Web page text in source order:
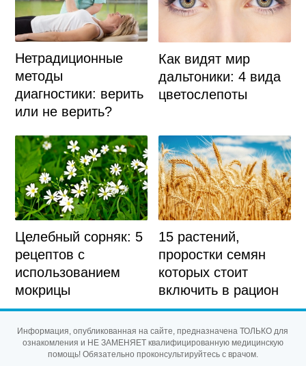
Нетрадиционные
методы
диагностики: верить
или не верить?
Как видят мир
дальтоники: 4 вида
цветослепоты
Целебный сорняк: 5
рецептов с
использованием
мокрицы
15 растений,
проростки семян
которых стоит
включить в рацион
Информация, опубликованная на сайте, предназначена ТОЛЬКО для
ознакомления и НЕ ЗАМЕНЯЕТ квалифицированную медицинскую
помощь! Обязательно проконсультируйтесь с врачом.